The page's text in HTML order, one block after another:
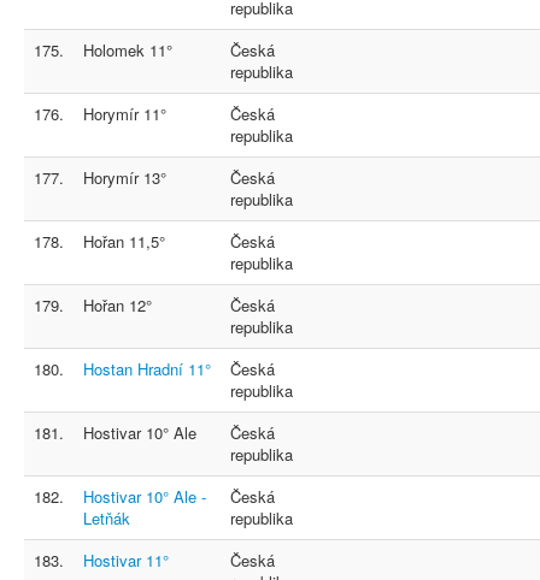
republika
175.
Holomek 11°
Česká
republika
176.
Horymír 11°
Česká
republika
177.
Horymír 13°
Česká
republika
178.
Hořan 11,5°
Česká
republika
179.
Hořan 12°
Česká
republika
180.
Hostan Hradní 11°
Česká
republika
181.
Hostivar 10° Ale
Česká
republika
182.
Hostivar 10° Ale -
Letňák
Česká
republika
183.
Hostivar 11°
Česká